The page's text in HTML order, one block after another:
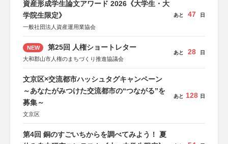
資産形成学生論文アワード 2026《大学生・大
学院生限定》
一般社団法人資産運用業協会
あと 47 日
NEW 第25回 人権ショートレター
大和郡山市人権のまちづくり推進協議会
あと 28 日
文京区×交流都市ハッシュタグキャンペーン
～あなたがみつけた交流都市の“つながる”を
募集～
文京区
あと 128 日
第4回 銅のすごいちからを調べてみよう！ 夏